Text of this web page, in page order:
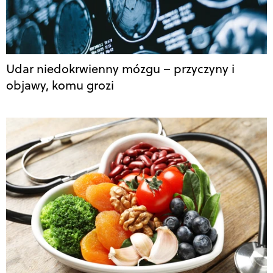
Udar niedokrwienny mózgu – przyczyny i
objawy, komu grozi